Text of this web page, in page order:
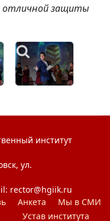
отличной защиты
институт
ул.
rector@hgiik.ru
Анкета
Мы в СМИ
Устав института